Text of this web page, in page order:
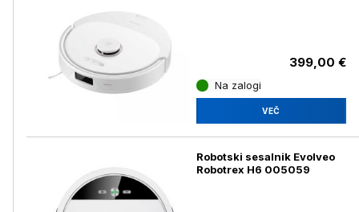
399,00 €
Na zalogi
VEČ
Robotski sesalnik Evolveo
Robotrex H6 005059